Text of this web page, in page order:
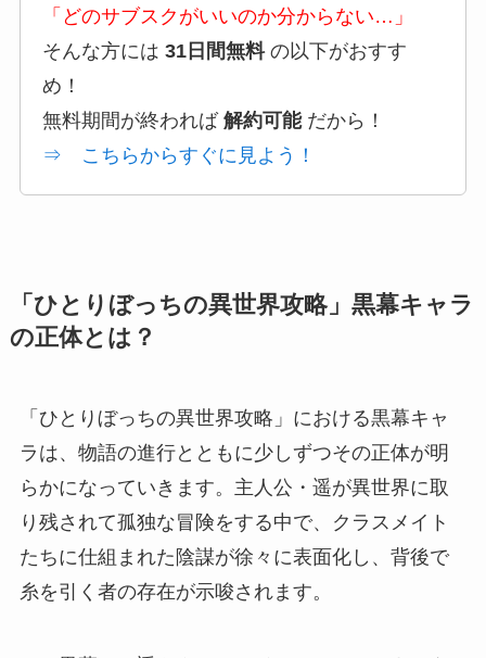
「どのサブスクがいいのか分からない…」
そんな方には 31日間無料の以下がおすす
め！
無料期間が終われば 解約可能だから！
⇒ こちらからすぐに見よう！
「ひとりぼっちの異世界攻略」黒幕キャラ
の正体とは？
「ひとりぼっちの異世界攻略」における黒幕キャ
ラは、物語の進行とともに少しずつその正体が明
らかになっていきます。主人公・遥が異世界に取
り残されて孤独な冒険をする中で、クラスメイト
たちに仕組まれた陰謀が徐々に表面化し、背後で
糸を引く者の存在が示唆されます。